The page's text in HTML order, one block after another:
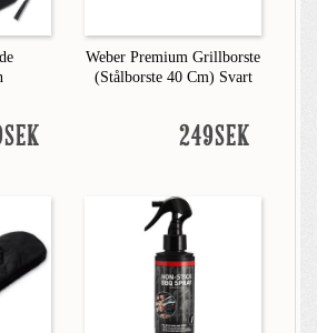
Weber Premium Grillborste
(Stålborste 40 Cm) Svart
249SEK